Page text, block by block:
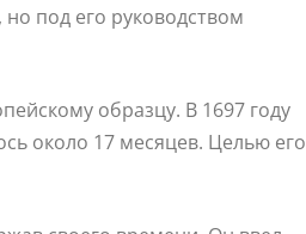
под его руководством
образцу. В 1697 году
около 17 месяцев. Целью его